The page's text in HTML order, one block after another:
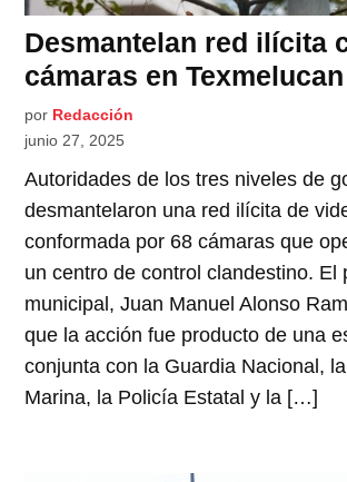
Desmantelan red ilícita
cámaras en Texmelucan
por Redacción
junio 27, 2025
Autoridades de los tres niveles de
desmantelaron una red ilícita de
conformada por 68 cámaras que
un centro de control clandestino. El
municipal, Juan Manuel Alonso
que la acción fue producto de una
conjunta con la Guardia Nacional,
Marina, la Policía Estatal y la […]